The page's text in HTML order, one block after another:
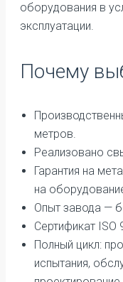
оборудования в
эксплуатации.
Почему
метров.
Реализовано
Гарантия на
на
Опыт завода —
Сертификат ISO
Полный цикл:
испытания,